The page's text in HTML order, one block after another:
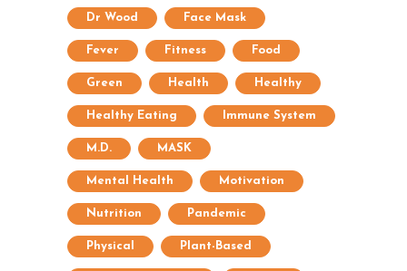
Dr Wood Face Mask
Fever Fitness Food
Green Health Healthy
Healthy Eating Immune System
M.D. MASK
Mental Health Motivation
Nutrition Pandemic
Physical Plant-Based